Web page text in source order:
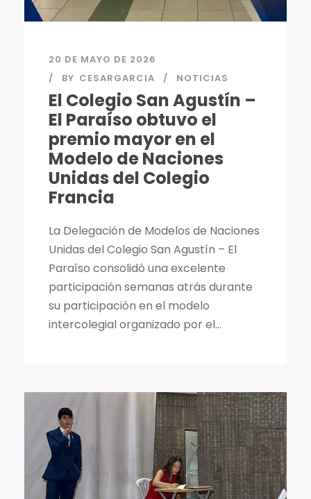
20 DE MAYO DE 2026
BY CESARGARCIA NOTICIAS
El Colegio San Agustín –
El Paraíso obtuvo el
premio mayor en el
Modelo de Naciones
Unidas del Colegio
Francia
La Delegación de Modelos de Naciones
Unidas del Colegio San Agustín – El
Paraíso consolidó una excelente
participación semanas atrás durante
su participación en el modelo
intercolegial organizado por el...